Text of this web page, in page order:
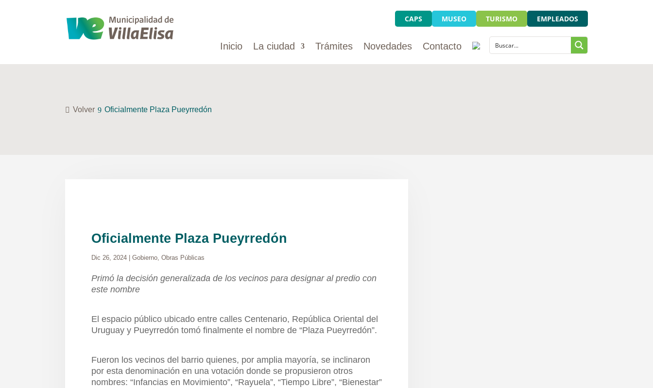
CAPS MUSEO TURISMO EMPLEADOS
Inicio La ciudad Trámites Novedades Contacto
Volver Oficialmente Plaza Pueyrredón
Oficialmente Plaza Pueyrredón
Dic 26, 2024 |Gobierno,Obras Públicas
Primó la decisión generalizada de los vecinos para designar al predio con
este nombre
El espacio público ubicado entre calles Centenario, República Oriental del
Uruguay y Pueyrredón tomó finalmente el nombre de “Plaza Pueyrredón”.
Fueron los vecinos del barrio quienes, por amplia mayoría, se inclinaron
por esta denominación en una votación donde se propusieron otros
nombres: “Infancias en Movimiento”, “Rayuela”, “Tiempo Libre”, “Bienestar”